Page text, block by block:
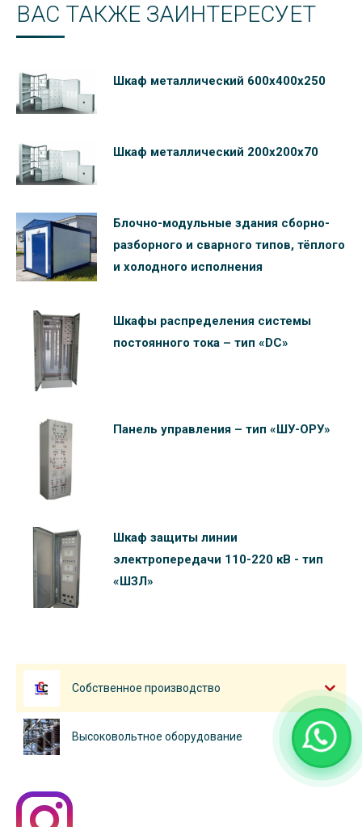
ВАС ТАКЖЕ ЗАИНТЕРЕСУЕТ
Шкаф металлический 600х400х250
Шкаф металлический 200х200х70
Блочно-модульные здания сборно-
разборного и сварного типов, тёплого
и холодного исполнения
Шкафы распределения системы
постоянного тока – тип «DC»
Панель управления – тип «ШУ-ОРУ»
Шкаф защиты линии
электропередачи 110-220 кВ - тип
«ШЗЛ»
Собственное производство
Высоковольтное оборудование